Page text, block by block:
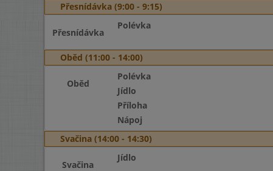
Přesnídávka (9:00 - 9:15)
Přesnídávka
Polévka
Oběd (11:00 - 14:00)
Oběd
Polévka
Jídlo
Příloha
Nápoj
Svačina (14:00 - 14:30)
Svačina
Jídlo